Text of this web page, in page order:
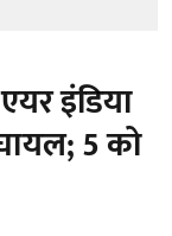
इंडिया
5 को